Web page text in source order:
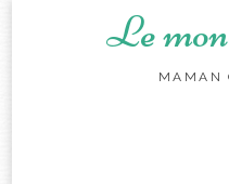
Le
MAMAN